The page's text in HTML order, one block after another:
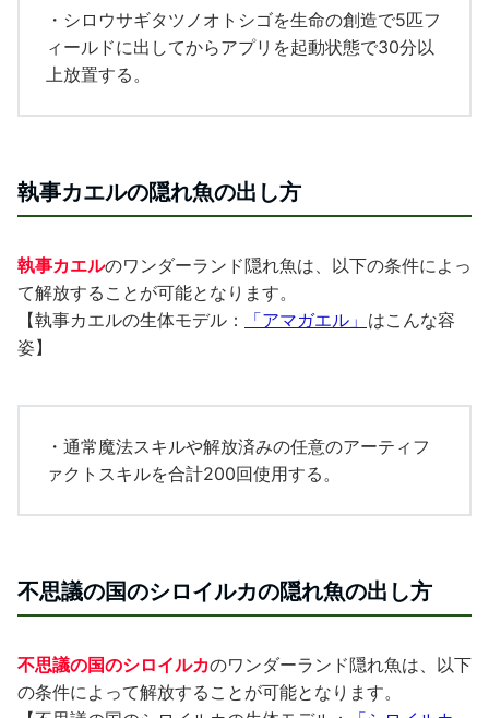
・シロウサギタツノオトシゴを生命の創造で5匹フ
ィールドに出してからアプリを起動状態で30分以
上放置する。
執事カエルの隠れ魚の出し方
執事カエルのワンダーランド隠れ魚は、以下の条件によっ
て解放することが可能となります。
【執事カエルの生体モデル：
「アマガエル」 はこんな容
姿】
・通常魔法スキルや解放済みの任意のアーティフ
ァクトスキルを合計200回使用する。
不思議の国のシロイルカの隠れ魚の出し方
不思議の国のシロイルカのワンダーランド隠れ魚は、以下
の条件によって解放することが可能となります。